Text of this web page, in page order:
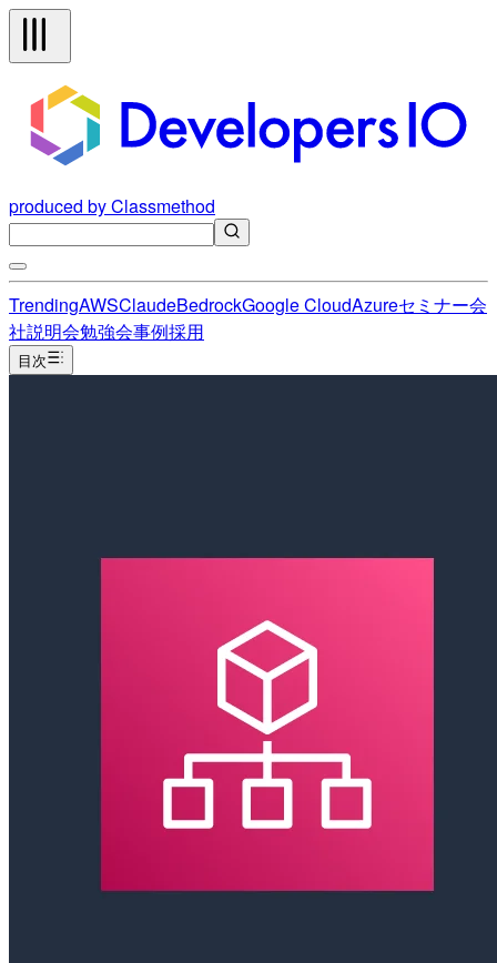
produced by Classmethod
TrendingAWSClaudeBedrockGoogle CloudAzureセミナー会
社説明会勉強会事例採用
目次